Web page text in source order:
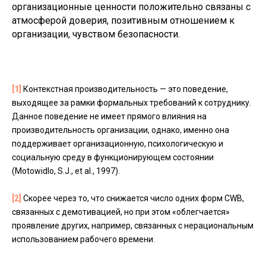
организационные ценности положительно связаны с
атмосферой доверия, позитивным отношением к
организации, чувством безопасности.
[1]
Контекстная производительность — это поведение,
выходящее за рамки формальных требований к сотруднику.
Данное поведение не имеет прямого влияния на
производительность организации, однако, именно она
поддерживает организационную, психологическую и
социальную среду в функционирующем состоянии
(Motowidlo, S.J., et al., 1997).
[2] Скорее через то, что снижается число одних форм CWB,
связанных с демотивацией, но при этом «облегчается»
проявление других, например, связанных с нерациональным
использованием рабочего времени.